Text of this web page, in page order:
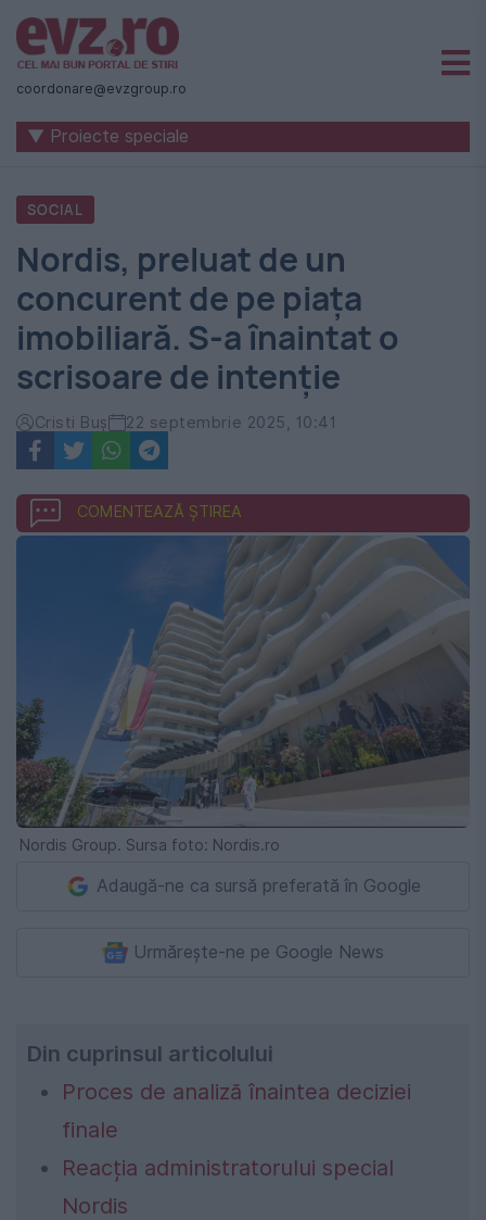
Știri
naționale
internaționale
România
-
Evenimentul
Zilei
coordonare@evzgroup.ro
▼ Proiecte speciale
SOCIAL
Nordis, preluat de un
concurent de pe piața
imobiliară. S-a înaintat o
scrisoare de intenție
Cristi Buș 22 septembrie 2025, 10:41
COMENTEAZĂ ȘTIREA
Nordis Group. Sursa foto: Nordis.ro
Adaugă-ne ca sursă preferată în Google
Urmărește-ne pe Google News
Din cuprinsul articolului
Proces de analiză înaintea deciziei
finale
Reacția administratorului special
Nordis